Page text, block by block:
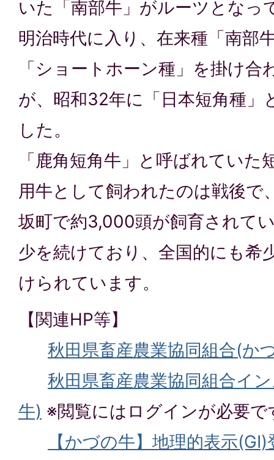
いた「南部牛」がルーツとなっ
明治時代に入り、在来種「南部
「ショートホーン種」を掛け
が、昭和32年に「日本短角種」
した。
「鹿角短角牛」と呼ばれていた
用牛として飼われたのは戦後で
坂町で約3,000頭が飼育されて
少を続けており、全国的にも希
けられています。
【関連HP等】
秋田県畜産農業協同組合(か
秋田県畜産農業協同組合イ
牛) ※閲覧にはログインが必要で
【かづの牛】地理的表示